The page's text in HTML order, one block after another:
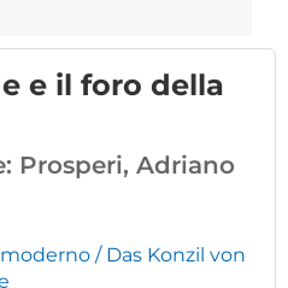
e il foro della
Prosperi, Adriano
/ Das Konzil von